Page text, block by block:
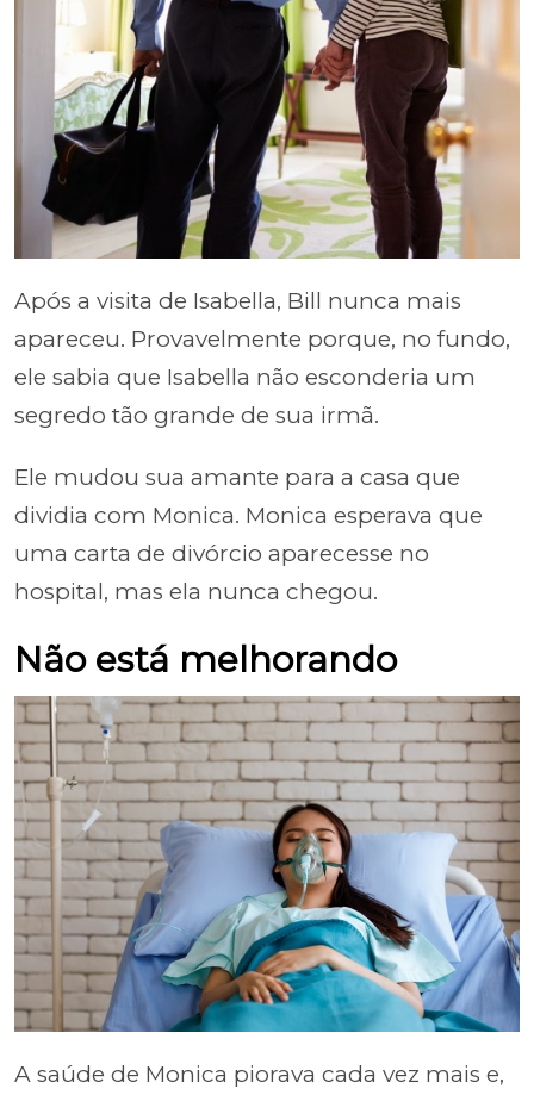
Após a visita de Isabella, Bill nunca mais
apareceu. Provavelmente porque, no fundo,
ele sabia que Isabella não esconderia um
segredo tão grande de sua irmã.
Ele mudou sua amante para a casa que
dividia com Monica. Monica esperava que
uma carta de divórcio aparecesse no
hospital, mas ela nunca chegou.
Não está melhorando
A saúde de Monica piorava cada vez mais e,